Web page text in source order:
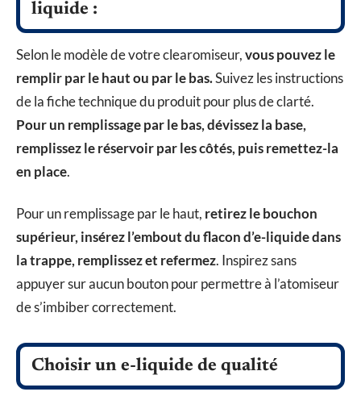
liquide :
Selon le modèle de votre clearomiseur,vous pouvez le
remplir par le haut ou par le bas.Suivez les instructions
de la fiche technique du produit pour plus de clarté.
Pour un remplissage par le bas, dévissez la base,
remplissez le réservoir par les côtés, puis remettez-la
en place.
Pour un remplissage par le haut, retirez le bouchon
supérieur, insérez l’embout du flacon d’e-liquide dans
la trappe, remplissez et refermez. Inspirez sans
appuyer sur aucun bouton pour permettre à l’atomiseur
de s’imbiber correctement.
Choisir un e-liquide de qualité